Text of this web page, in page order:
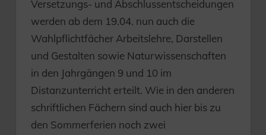
Versetzungs- und Abschlussentscheidungen
werden ab dem 19.04. nun auch die
Wahlpflichtfächer Arbeitslehre, Darstellen
und Gestalten sowie Naturwissenschaften
in den Jahrgängen 9 und 10 im
Distanzunterricht erteilt. Wie in den anderen
schriftlichen Fächern sind auch hier bis zu
den Sommerferien noch zwei